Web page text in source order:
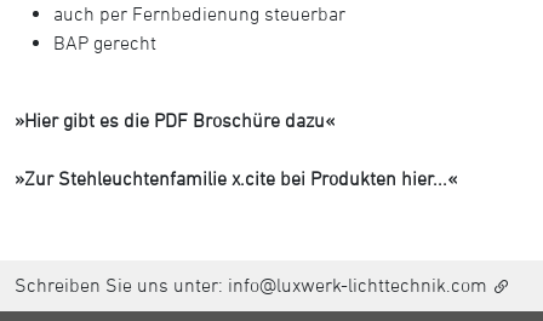
auch per Fernbedienung steuerbar
BAP gerecht
»Hier gibt es die PDF Broschüre dazu«
»Zur Stehleuchtenfamilie x.cite bei Produkten hier...«
Schreiben Sie uns unter: info@luxwerk-lichttechnik.com